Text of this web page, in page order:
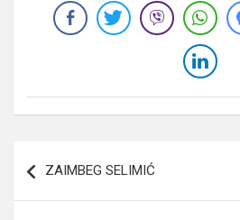
članaka
ZAIMBEG SELIMIĆ